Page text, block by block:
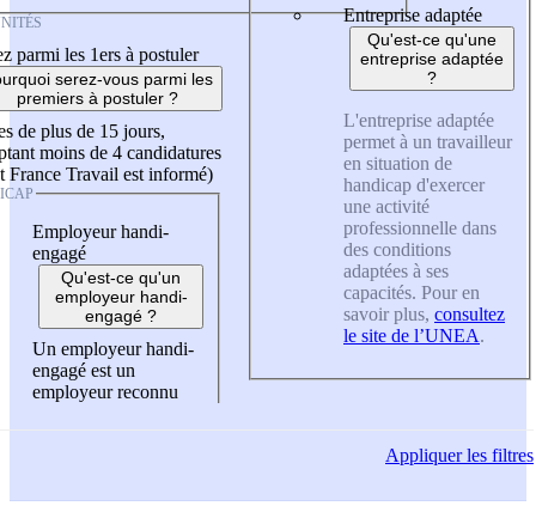
parmi les 1ers à postuler
serez-vous parmi les
premiers à postuler ?
de plus de 15 jours,
moins de 4 candidatures
France Travail est informé)
Employeur handi-
engagé
Qu'est-ce qu'un
employeur handi-
engagé ?
Un employeur handi-
engagé est un
employeur reconnu
Entreprise adaptée
Qu'est-ce qu'une
entreprise adaptée
?
L'entreprise adaptée
permet à un travailleur
en situation de
handicap d'exercer
une activité
professionnelle dans
des conditions
adaptées à ses
capacités. Pour en
savoir plus, consultez
le site de l’UNEA.
Appliquerles filtres